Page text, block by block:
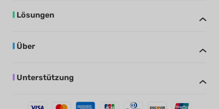
Lösungen
Über
Unterstützung